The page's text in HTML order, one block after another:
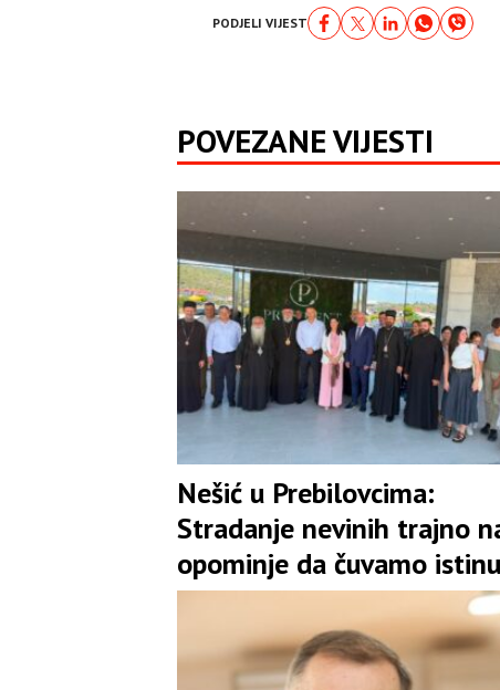
PODJELI VIJEST
POVEZANE VIJESTI
Nešić u Prebilovcima:
Stradanje nevinih trajno
opominje da čuvamo
jedinstvo